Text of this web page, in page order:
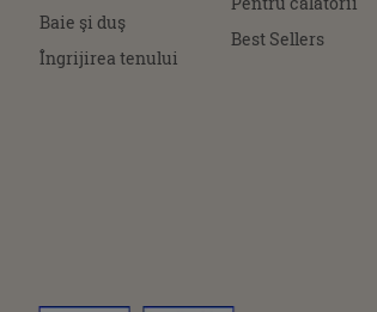
Baie şi duş
Îngrijirea tenului
Best Sellers